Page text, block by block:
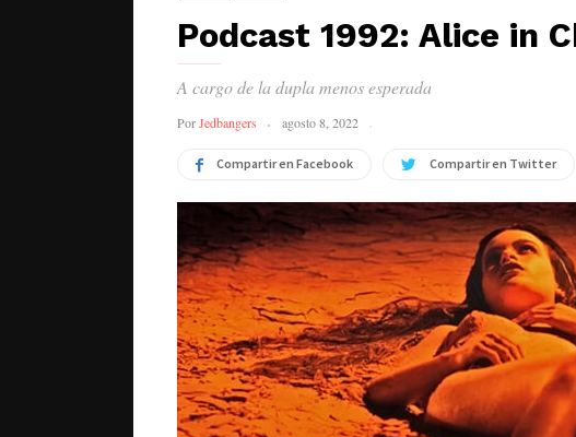
Podcast 1992: Alice in
A cargo de la dupla menos esperada
PorJedbangers agosto 8, 2022
Compartir en Facebook Compartir en Twitter